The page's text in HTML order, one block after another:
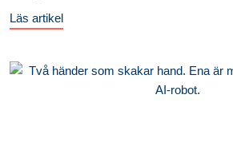
Läs artikel